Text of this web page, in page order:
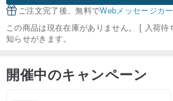
ご注文完了後、無料でWebメッセージカ
この商品は現在在庫がありません。 [ 入荷
知らせがきます。
開催中のキャンペーン